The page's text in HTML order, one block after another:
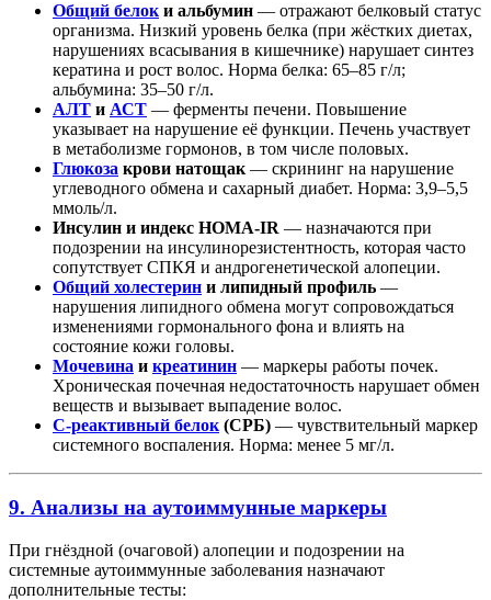
Общий белок и альбумин — отражают белковый статус
организма. Низкий уровень белка (при жёстких диетах,
нарушениях всасывания в кишечнике) нарушает синтез
кератина и рост волос. Норма белка: 65–85 г/л;
альбумина: 35–50 г/л.
АЛТ и АСТ — ферменты печени. Повышение
указывает на нарушение её функции. Печень участвует
в метаболизме гормонов, в том числе половых.
Глюкоза крови натощак — скрининг на нарушение
углеводного обмена и сахарный диабет. Норма: 3,9–5,5
ммоль/л.
Инсулин и индекс HOMA-IR — назначаются при
подозрении на инсулинорезистентность, которая часто
сопутствует СПКЯ и андрогенетической алопеции.
Общий холестерин и липидный профиль —
нарушения липидного обмена могут сопровождаться
изменениями гормонального фона и влиять на
состояние кожи головы.
Мочевина и креатинин — маркеры работы почек.
Хроническая почечная недостаточность нарушает обмен
веществ и вызывает выпадение волос.
С-реактивный белок (СРБ) — чувствительный маркер
системного воспаления. Норма: менее 5 мг/л.
9. Анализы на аутоиммунные маркеры
При гнёздной (очаговой) алопеции и подозрении на
системные аутоиммунные заболевания назначают
дополнительные тесты: